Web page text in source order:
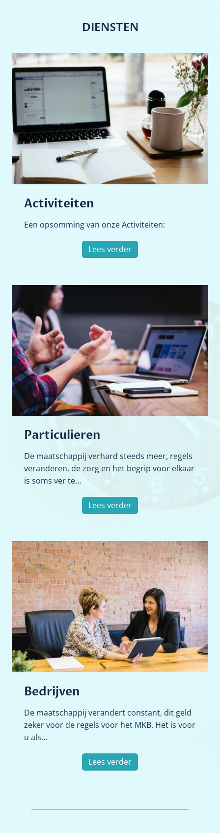
DIENSTEN
Activiteiten
Een opsomming van onze Activiteiten:
Lees verderA
c
i
t
e
n
Particulieren
De maatschappij verhard steeds meer, regels
veranderen, de zorg en het begrip voor elkaar
is soms ver te…
Lees verderP
a
t
i
c
u
l
i
e
e
n
Bedrijven
De maatschappij verandert constant, dit geld
zeker voor de regels voor het MKB. Het is voor
u als…
Lees verderB
e
i